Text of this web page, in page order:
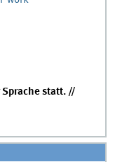
Sprache statt. //